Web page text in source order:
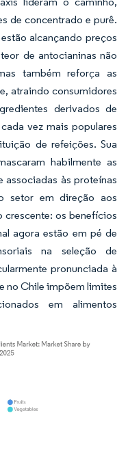
de concentrado e purê.
alcançando preços
de antocianinas não
também reforça as
atraindo consumidores
derivados de
vez mais populares
de refeições. Sua
habilmente as
associadas às proteínas
setor em direção aos
crescente: os benefícios
agora estão em pé de
na seleção de
pronunciada à
no Chile impõem limites
em alimentos